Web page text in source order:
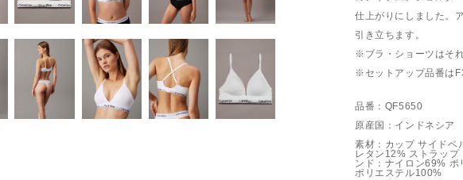
仕上がりにしました。
引き立ちます。
※ブラ・ショーツはそ
※セットアップ品番は
品番：QF5650
原産国：インドネシア
素材：カップ サイドベ
レタン12% ストラッ
ンド：ナイロン69%
ポリエステル100%